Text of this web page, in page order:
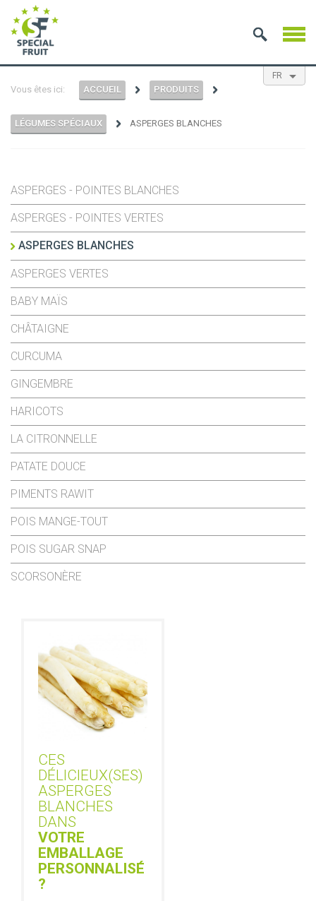
FR
Vous êtes ici: ACCUEIL PRODUITS
LÉGUMES SPÉCIAUX ASPERGES BLANCHES
ASPERGES - POINTES BLANCHES
ASPERGES - POINTES VERTES
ASPERGES BLANCHES
ASPERGES VERTES
BABY MAÏS
CHÂTAIGNE
CURCUMA
GINGEMBRE
HARICOTS
LA CITRONNELLE
PATATE DOUCE
PIMENTS RAWIT
POIS MANGE-TOUT
POIS SUGAR SNAP
SCORSONÈRE
CES
DÉLICIEUX(SES)
ASPERGES
BLANCHES
DANS
VOTRE
EMBALLAGE
PERSONNALISÉ
?